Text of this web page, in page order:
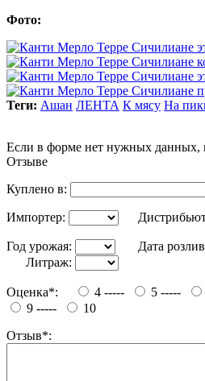
Фото:
Теги: Ашан ЛЕНТА К мясу На
Если в форме нет нужных данных,
Отзыве
Куплено в:
Импортер:
Год урожая: Дата
Литраж:
Оценка*: 4 ----- 5 -----
9 -----
10
Отзыв*: